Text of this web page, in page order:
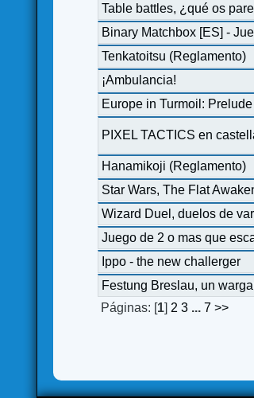
Table battles, ¿qué os
Binary Matchbox [ES] -
Tenkatoitsu (Reglamento)
¡Ambulancia!
Europe in Turmoil:
PIXEL TACTICS en
Hanamikoji (Reglamento)
Star Wars, The Flat
Wizard Duel, duelos de
Juego de 2 o mas que
Ippo - the new challerger
Festung Breslau, un
Páginas: [1] 2 3 ...7 >>